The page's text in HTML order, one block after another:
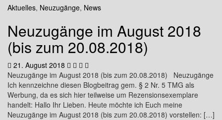
Aktuelles, Neuzugänge, News
Neuzugänge im August 2018
(bis zum 20.08.2018)
21. August 2018
Neuzugänge im August 2018 (bis zum 20.08.2018) Neuzugänge
Ich kennzeichne diesen Blogbeitrag gem. § 2 Nr. 5 TMG als
Werbung, da es sich hier teilweise um Rezensionsexemplare
handelt: Hallo Ihr Lieben. Heute möchte ich Euch meine
Neuzugänge im August 2018 (bis zum 20.08.2018) vorstellen: […]